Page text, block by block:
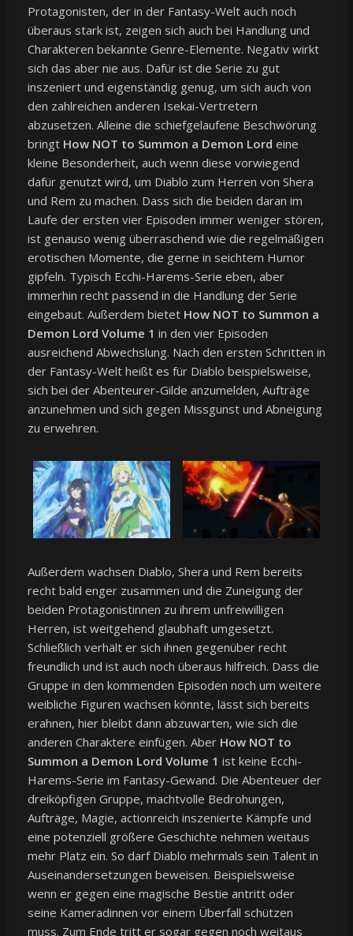
Protagonisten, der in der Fantasy-Welt auch noch
überaus stark ist, zeigen sich auch bei Handlung und
Charakteren bekannte Genre-Elemente. Negativ wirkt
sich das aber nie aus. Dafür ist die Serie zu gut
inszeniert und eigenständig genug, um sich auch von
den zahlreichen anderen Isekai-Vertretern
abzusetzen. Alleine die schiefgelaufene Beschwörung
bringt How NOT to Summon a Demon Lord eine
kleine Besonderheit, auch wenn diese vorwiegend
dafür genutzt wird, um Diablo zum Herren von Shera
und Rem zu machen. Dass sich die beiden daran im
Laufe der ersten vier Episoden immer weniger stören,
ist genauso wenig überraschend wie die regelmäßigen
erotischen Momente, die gerne in seichtem Humor
gipfeln. Typisch Ecchi-Harems-Serie eben, aber
immerhin recht passend in die Handlung der Serie
eingebaut. Außerdem bietet How NOT to Summon a
Demon Lord Volume 1 in den vier Episoden
ausreichend Abwechslung. Nach den ersten Schritten in
der Fantasy-Welt heißt es für Diablo beispielsweise,
sich bei der Abenteurer-Gilde anzumelden, Aufträge
anzunehmen und sich gegen Missgunst und Abneigung
zu erwehren.
Außerdem wachsen Diablo, Shera und Rem bereits
recht bald enger zusammen und die Zuneigung der
beiden Protagonistinnen zu ihrem unfreiwilligen
Herren, ist weitgehend glaubhaft umgesetzt.
Schließlich verhält er sich ihnen gegenüber recht
freundlich und ist auch noch überaus hilfreich. Dass die
Gruppe in den kommenden Episoden noch um weitere
weibliche Figuren wachsen könnte, lässt sich bereits
erahnen, hier bleibt dann abzuwarten, wie sich die
anderen Charaktere einfügen. Aber How NOT to
Summon a Demon Lord Volume 1 ist keine Ecchi-
Harems-Serie im Fantasy-Gewand. Die Abenteuer der
dreiköpfigen Gruppe, machtvolle Bedrohungen,
Aufträge, Magie, actionreich inszenierte Kämpfe und
eine potenziell größere Geschichte nehmen weitaus
mehr Platz ein. So darf Diablo mehrmals sein Talent in
Auseinandersetzungen beweisen. Beispielsweise
wenn er gegen eine magische Bestie antritt oder
seine Kameradinnen vor einem Überfall schützen
muss. Zum Ende tritt er sogar gegen noch weitaus